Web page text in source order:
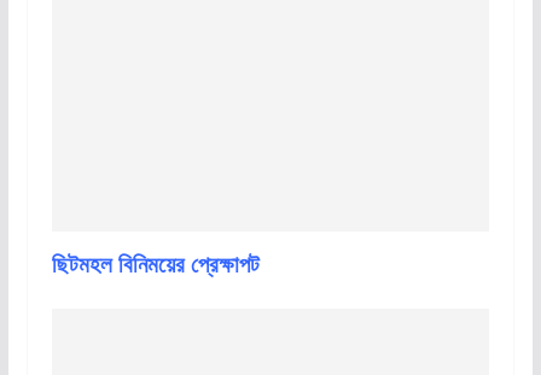
ছিটমহল বিনিময়ের প্রেক্ষাপট